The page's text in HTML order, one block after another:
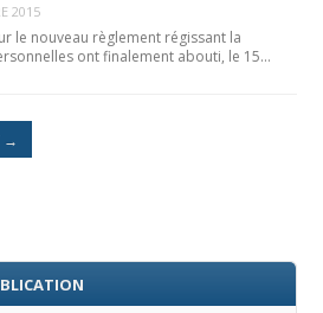
2015
le nouveau règlement régissant la
ont finalement abouti, le 15…
→